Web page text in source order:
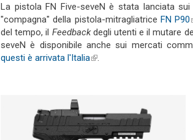
La pistola FN Five-seveN è stata lanciata
"compagna" della pistola-mitragliatriceFN P90
del tempo, il Feedbackdegli utenti e il mutare
seveN è disponibile anche sui mercati
questi è arrivata l'Italia(link is external)
.